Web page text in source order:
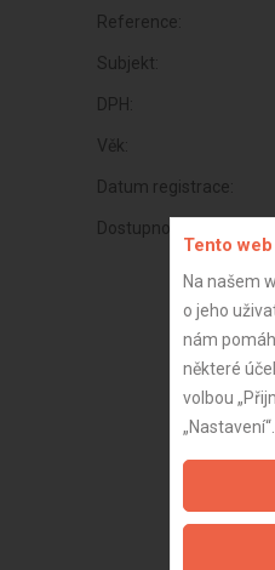
Reference:
Subjekt:
DPH:
Věk:
Datum registrace:
Dostupnost:
Tento
Na našem
o jeho
nám
některé
volbou
„Nastavení“.